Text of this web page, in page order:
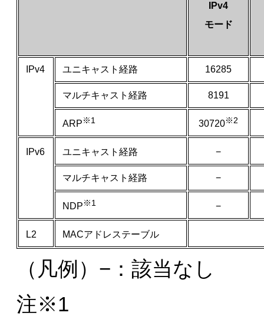
IPv4
モード
IPv4 ユニキャスト経路 16285
マルチキャスト経路 8191
ARP※1 30720※2
IPv6 ユニキャスト経路 −
マルチキャスト経路 −
NDP※1 −
L2 MACアドレステーブル
（凡例）−：該当なし
注※1